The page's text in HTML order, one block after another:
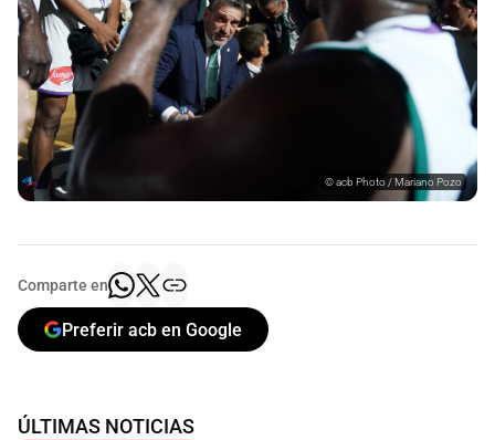
©acb Photo / Mariano Pozo
Comparte en
Preferir acb en Google
ÚLTIMAS NOTICIAS